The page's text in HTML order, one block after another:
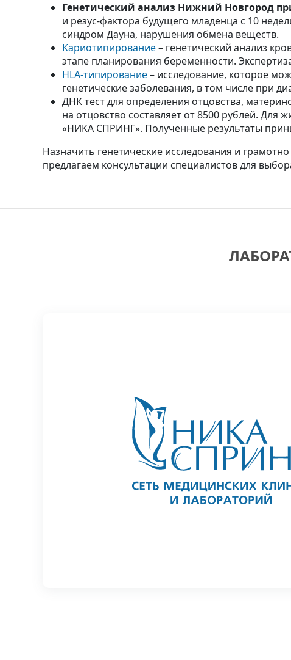
Генетический анализ Нижний Новгород
и резус-фактора будущего младенца с 10
синдром Дауна, нарушения обмена веществ.
Кариотипирование– генетический анализ
этапе планирования беременности.
HLA-типирование– исследование, которое
генетические заболевания, в том числе при
ДНК тест для определения отцовства,
на отцовство составляет от 8500 рублей.
«НИКА СПРИНГ». Полученные результаты
Назначить генетические исследования и
предлагаем консультации специалистов для